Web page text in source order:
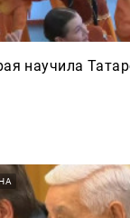
научила